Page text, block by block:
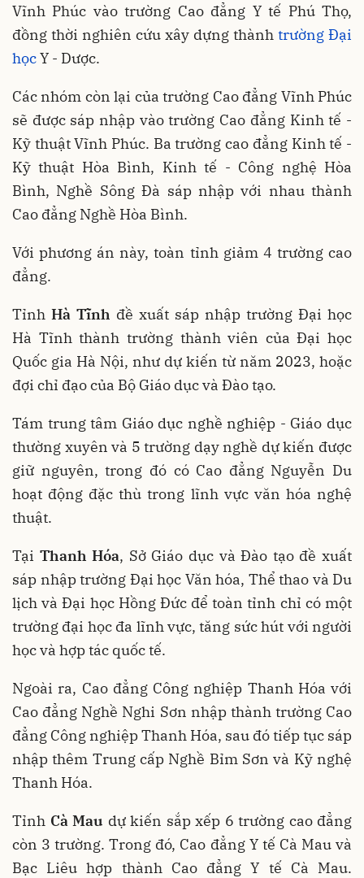
Vĩnh Phúc vào trường Cao đẳng Y tế Phú Thọ,
đồng thời nghiên cứu xây dựng thành trường Đại
họcY - Dược.
Các nhóm còn lại của trường Cao đẳng Vĩnh Phúc
sẽ được sáp nhập vào trường Cao đẳng Kinh tế -
Kỹ thuật Vĩnh Phúc. Ba trường cao đẳng Kinh tế -
Kỹ thuật Hòa Bình, Kinh tế - Công nghệ Hòa
Bình, Nghề Sông Đà sáp nhập với nhau thành
Cao đẳng Nghề Hòa Bình.
Với phương án này, toàn tỉnh giảm 4 trường cao
đẳng.
Tỉnh Hà Tĩnh đề xuất sáp nhập trường Đại học
Hà Tĩnh thành trường thành viên của Đại học
Quốc gia Hà Nội, như dự kiến từ năm 2023, hoặc
đợi chỉ đạo của Bộ Giáo dục và Đào tạo.
Tám trung tâm Giáo dục nghề nghiệp - Giáo dục
thường xuyên và 5 trường dạy nghề dự kiến được
giữ nguyên, trong đó có Cao đẳng Nguyễn Du
hoạt động đặc thù trong lĩnh vực văn hóa nghệ
thuật.
Tại Thanh Hóa, Sở Giáo dục và Đào tạo đề xuất
sáp nhập trường Đại học Văn hóa, Thể thao và Du
lịch và Đại học Hồng Đức để toàn tỉnh chỉ có một
trường đại học đa lĩnh vực, tăng sức hút với người
học và hợp tác quốc tế.
Ngoài ra, Cao đẳng Công nghiệp Thanh Hóa với
Cao đẳng Nghề Nghi Sơn nhập thành trường Cao
đẳng Công nghiệp Thanh Hóa, sau đó tiếp tục sáp
nhập thêm Trung cấp Nghề Bỉm Sơn và Kỹ nghệ
Thanh Hóa.
Tỉnh Cà Mau dự kiến sắp xếp 6 trường cao đẳng
còn 3 trường. Trong đó, Cao đẳng Y tế Cà Mau và
Bạc Liêu hợp thành Cao đẳng Y tế Cà Mau.